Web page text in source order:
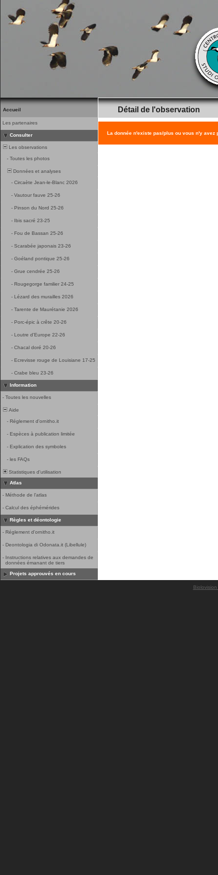
Accueil
Les partenaires
Consulter
Les observations
- Toutes les photos
Données et analyses
- Circaète Jean-le-Blanc 2026
- Vautour fauve 25-26
- Pinson du Nord 25-26
- Ibis sacré 23-25
- Fou de Bassan 25-26
- Scarabée japonais 23-26
- Goéland pontique 25-26
- Grue cendrée 25-26
- Rougegorge familier 24-25
- Lézard des murailles 2026
- Tarente de Maurétanie 2026
- Porc-épic à crête 20-26
- Loutre d'Europe 22-26
- Chacal doré 20-26
- Ecrevisse rouge de Louisiane 17-25
- Crabe bleu 23-26
Information
- Toutes les nouvelles
Aide
- Réglement d'ornitho.it
- Espèces à publication limitée
- Explication des symboles
- les FAQs
Statistiques d'utilisation
Atlas
- Méthode de l'atlas
- Calcul des éphémérides
Règles et déontologie
- Réglement d'ornitho.it
- Deontologia di Odonata.it (Libellule)
- Instructions relatives aux demandes de
données émanant de tiers
Projets approuvés en cours
Détail de l'observation
La donnée n'existe pas/plus ou vous n'y avez
Biolovision